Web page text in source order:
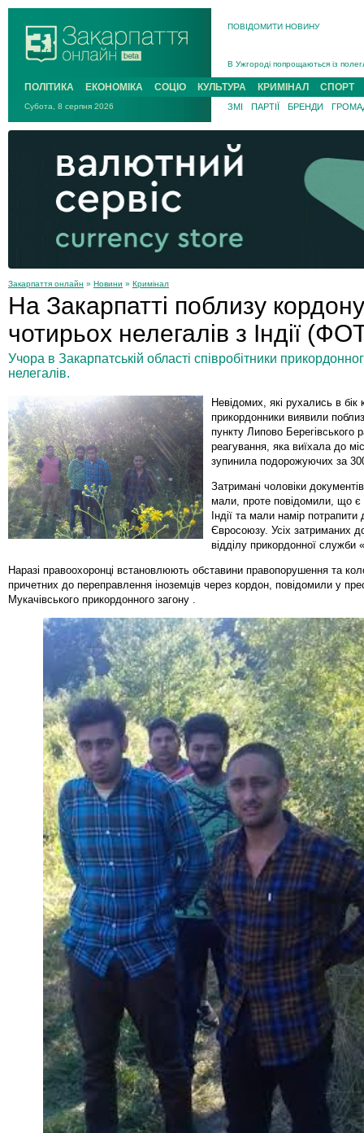
ПОВІДОМИТИ НОВИНУ
В Ужгороді попрощаються із
В Ужгороді 5 серпня
Підтвердили загибель
На війні з рф поліг військовий з
На Хустщині внаслідок ДТП за
Інструктора районного ТЦК на
ПОЛІТИКА ЕКОНОМІКА СОЦІО КУЛЬТУРА КРИМІНАЛ СПОРТ
Субота, 8 серпня 2026 ЗМІ ПАРТІЇ БРЕНДИ
Закарпаття онлайн » Новини » Кримінал
На Закарпатті поблизу
чотирьох нелегалів з Індії
Учора в Закарпатській області співробітники
нелегалів.
Невідомих, які рухались в бік
прикордонники виявили
пункту Липово Берегівського
реагування, яка виїхала до
зупинила подорожуючих за
Затримані чоловіки
мали, проте повідомили, що є
Індії та мали намір потрапити
Євросоюзу. Усіх затриманих
відділу прикордонної служби
Наразі правоохоронці встановлюють обставини правопорушення та
причетних до переправлення іноземців через кордон, повідомили у
Мукачівського прикордонного загону .